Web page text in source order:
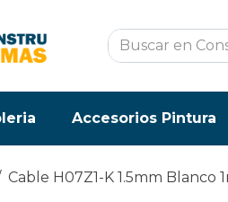
Accesorios Pintura
Cable H07Z1-K 1.5mm Blanco